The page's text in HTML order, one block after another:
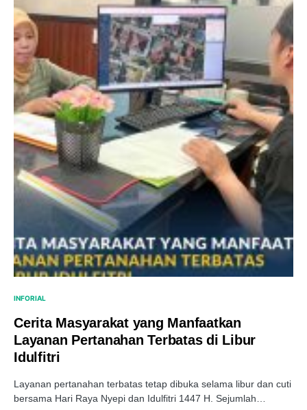
INFORIAL
Cerita Masyarakat yang Manfaatkan
Layanan Pertanahan Terbatas di Libur
Idulfitri
Layanan pertanahan terbatas tetap dibuka selama libur dan cuti
bersama Hari Raya Nyepi dan Idulfitri 1447 H. Sejumlah…